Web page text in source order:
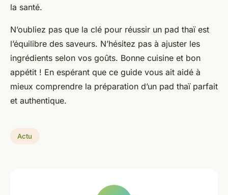
la santé.
N’oubliez pas que la clé pour réussir un pad thaï est
l’équilibre des saveurs. N’hésitez pas à ajuster les
ingrédients selon vos goûts. Bonne cuisine et bon
appétit ! En espérant que ce guide vous ait aidé à
mieux comprendre la préparation d’un pad thaï parfait
et authentique.
Actu